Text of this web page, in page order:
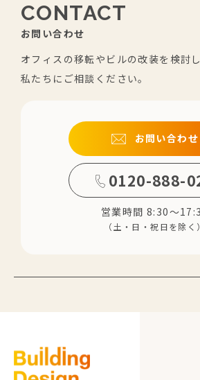
CONTACT
お問い合わせ
オフィスの移転やビルの改装を検討
私たちにご相談ください。
お問い合わせ
0120-888-
営業時間 8:30～
（土・日・祝日を除く）